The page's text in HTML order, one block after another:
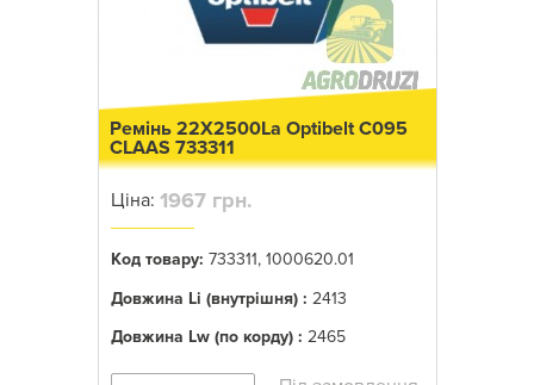
Ремінь 22X2500La Optibelt C095
CLAAS 733311
Ціна: 1967 грн.
Код товару: 733311, 1000620.01
Довжина Li (внутрішня) : 2413
Довжина Lw (по корду) : 2465